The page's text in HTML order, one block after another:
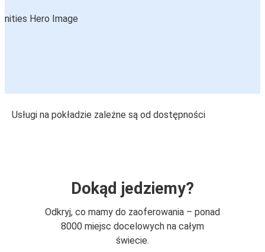
Usługi na pokładzie zależne są od dostępności
Dokąd jedziemy?
Odkryj, co mamy do zaoferowania – ponad
8000 miejsc docelowych na całym
świecie.